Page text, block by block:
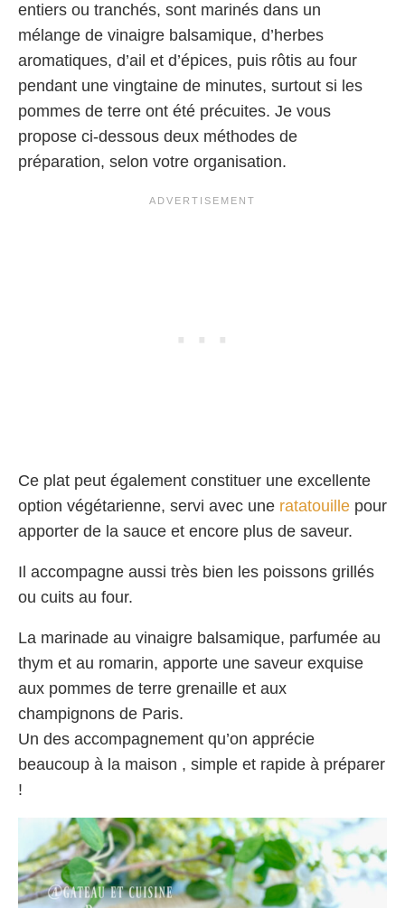
entiers ou tranchés, sont marinés dans un
mélange de vinaigre balsamique, d’herbes
aromatiques, d’ail et d’épices, puis rôtis au four
pendant une vingtaine de minutes, surtout si les
pommes de terre ont été précuites. Je vous
propose ci-dessous deux méthodes de
préparation, selon votre organisation.
Ce plat peut également constituer une excellente
option végétarienne, servi avec une ratatouille pour
apporter de la sauce et encore plus de saveur.
Il accompagne aussi très bien les poissons grillés
ou cuits au four.
La marinade au vinaigre balsamique, parfumée au
thym et au romarin, apporte une saveur exquise
aux pommes de terre grenaille et aux
champignons de Paris.
Un des accompagnement qu’on apprécie
beaucoup à la maison , simple et rapide à préparer
!